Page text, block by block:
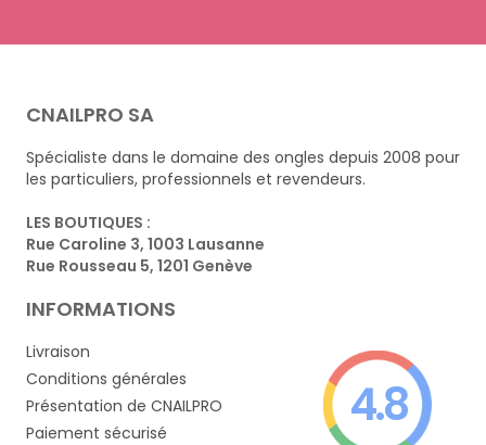
CNAILPRO SA
Spécialiste dans le domaine des ongles depuis 2008 pour
les particuliers, professionnels et revendeurs.
LES BOUTIQUES :
Rue Caroline 3, 1003 Lausanne
Rue Rousseau 5, 1201 Genève
INFORMATIONS
Livraison
Conditions générales
Présentation de CNAILPRO
Paiement sécurisé
4.8